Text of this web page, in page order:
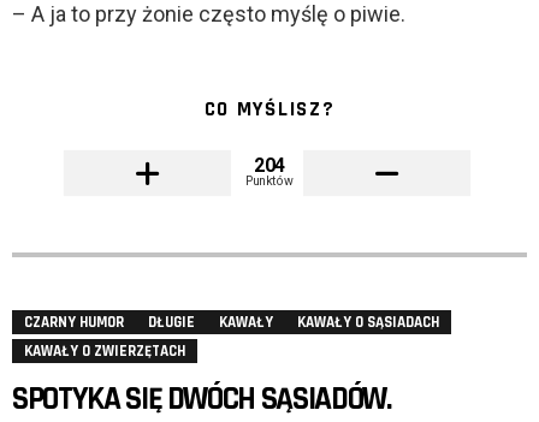
– A ja to przy żonie często myślę o piwie.
CO MYŚLISZ?
204
Punktów
CZARNY HUMOR DŁUGIE KAWAŁY
KAWAŁY O SĄSIADACH
KAWAŁY O ZWIERZĘTACH
SPOTYKA SIĘ DWÓCH SĄSIADÓW.